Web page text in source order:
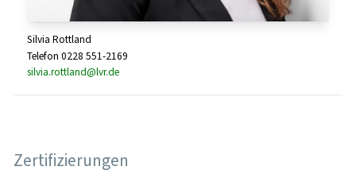
Silvia Rottland
Telefon 0228 551-2169
silvia.rottland@lvr.de
Zertifizierungen